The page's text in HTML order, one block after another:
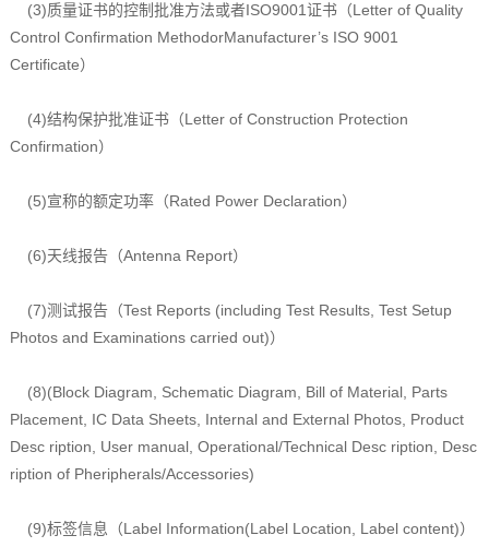
(3)质量证书的控制批准方法或者ISO9001证书（Letter of Quality
Control Confirmation MethodorManufacturer’s ISO 9001
Certificate）
(4)结构保护批准证书（Letter of Construction Protection
Confirmation）
(5)宣称的额定功率（Rated Power Declaration）
(6)天线报告（Antenna Report）
(7)测试报告（Test Reports (including Test Results, Test Setup
Photos and Examinations carried out)）
(8)(Block Diagram, Schematic Diagram, Bill of Material, Parts
Placement, IC Data Sheets, Internal and External Photos, Product
Desc ription, User manual, Operational/Technical Desc ription, Desc
ription of Pheripherals/Accessories)
(9)标签信息（Label Information(Label Location, Label content)）